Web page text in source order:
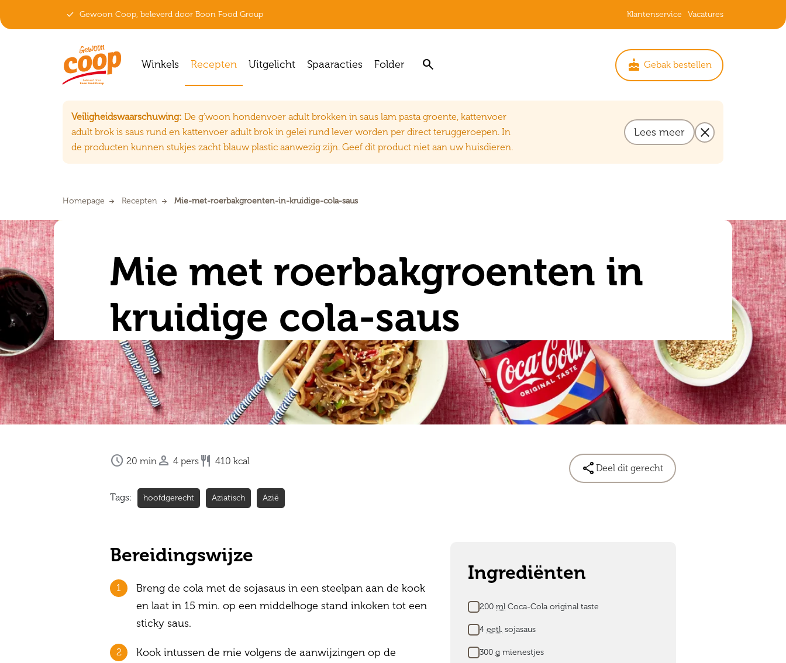
 Gewoon Coop, beleverd door Boon Food Group Klantenservice Vacatures
Winkels Recepten Uitgelicht Spaaracties Folder  cake Gebak bestellen
Veiligheidswaarschuwing: De g’woon hondenvoer adult brokken in saus lam pasta groente, kattenvoer
adult brok is saus rund en kattenvoer adult brok in gelei rund lever worden per direct teruggeroepen. In
de producten kunnen stukjes zacht blauw plastic aanwezig zijn. Geef dit product niet aan uw huisdieren.
Lees meer
Homepage Recepten Mie-met-roerbakgroenten-in-kruidige-cola-saus
Mie met roerbakgroenten in
kruidige cola-saus
 20 min  4 pers  410 kcal
Tags: hoofdgerecht Aziatisch Azië
 Deel dit gerecht
Bereidingswijze
Breng de cola met de sojasaus in een steelpan aan de kook
en laat in 15 min. op een middelhoge stand inkoken tot een
sticky saus.
Kook intussen de mie volgens de aanwijzingen op de
Ingrediënten
Boodschappenlijstje
200ml Coca-Cola original taste
4eetl. sojasaus
300g mienestjes